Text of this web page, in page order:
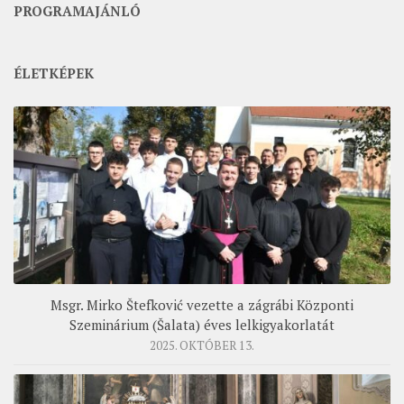
PROGRAMAJÁNLÓ
ÉLETKÉPEK
Msgr. Mirko Štefković vezette a zágrábi Központi
Szeminárium (Šalata) éves lelkigyakorlatát
2025. OKTÓBER 13.